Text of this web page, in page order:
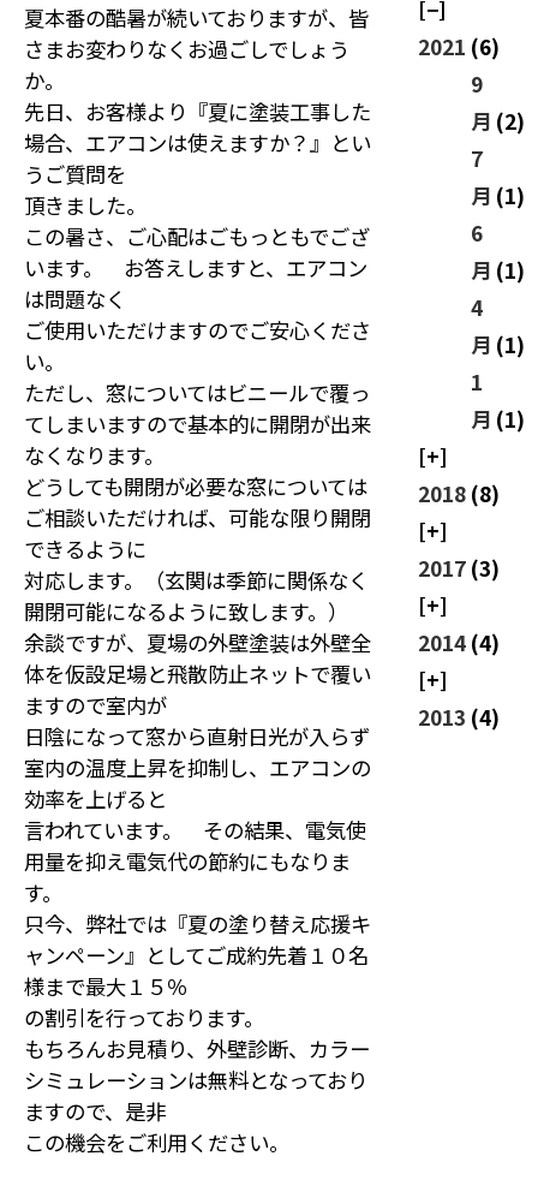
夏本番の酷暑が続いておりますが、皆
さまお変わりなくお過ごしでしょう
か。
先日、お客様より『夏に塗装工事した
場合、エアコンは使えますか？』とい
うご質問を
頂きました。
この暑さ、ご心配はごもっともでござ
います。 お答えしますと、エアコン
は問題なく
ご使用いただけますのでご安心くださ
い。
ただし、窓についてはビニールで覆っ
てしまいますので基本的に開閉が出来
なくなります。
どうしても開閉が必要な窓については
ご相談いただければ、可能な限り開閉
できるように
対応します。（玄関は季節に関係なく
開閉可能になるように致します。）
余談ですが、夏場の外壁塗装は外壁全
体を仮設足場と飛散防止ネットで覆い
ますので室内が
日陰になって窓から直射日光が入らず
室内の温度上昇を抑制し、エアコンの
効率を上げると
言われています。 その結果、電気使
用量を抑え電気代の節約にもなりま
す。
只今、弊社では『夏の塗り替え応援キ
ャンペーン』としてご成約先着１０名
様まで最大１５％
の割引を行っております。
もちろんお見積り、外壁診断、カラー
シミュレーションは無料となっており
ますので、是非
この機会をご利用ください。
2021 (6)
9
月 (2)
7
月 (1)
6
月 (1)
4
月 (1)
1
月 (1)
2018 (8)
2017 (3)
2014 (4)
2013 (4)